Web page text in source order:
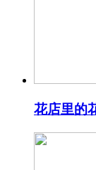
花店里的